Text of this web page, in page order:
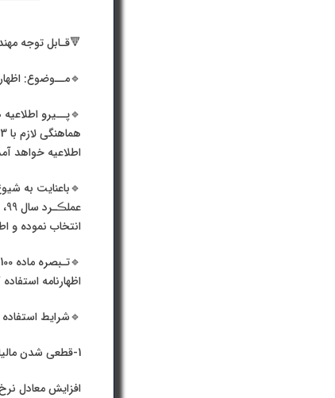
🔻قـابل توجه
🔹مــوضوع:
🔹پــیرو
اطلاعیه خواهد
🔹باعنایت به
انتخاب نموده و
اظهارنامه
🔹شرایط استفاده ازتبصره ماده 100قانون
1-قطعی شدن مالیات عملڪــرد سال مالی 1398